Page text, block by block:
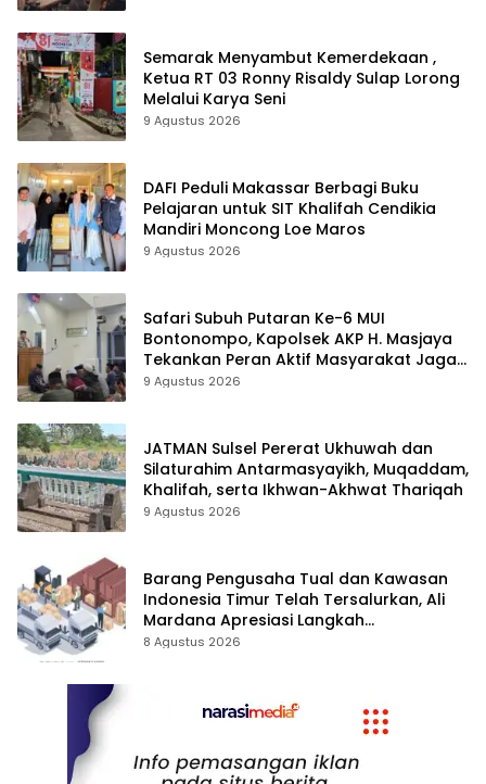
Semarak Menyambut Kemerdekaan ,
Ketua RT 03 Ronny Risaldy Sulap Lorong
Melalui Karya Seni
9 Agustus 2026
DAFI Peduli Makassar Berbagi Buku
Pelajaran untuk SIT Khalifah Cendikia
Mandiri Moncong Loe Maros
9 Agustus 2026
Safari Subuh Putaran Ke-6 MUI
Bontonompo, Kapolsek AKP H. Masjaya
Tekankan Peran Aktif Masyarakat Jaga
Kamtibmas
9 Agustus 2026
JATMAN Sulsel Pererat Ukhuwah dan
Silaturahim Antarmasyayikh, Muqaddam,
Khalifah, serta Ikhwan-Akhwat Thariqah
9 Agustus 2026
Barang Pengusaha Tual dan Kawasan
Indonesia Timur Telah Tersalurkan, Ali
Mardana Apresiasi Langkah
Penyelesaian PT Afid Logistik dan PT
8 Agustus 2026